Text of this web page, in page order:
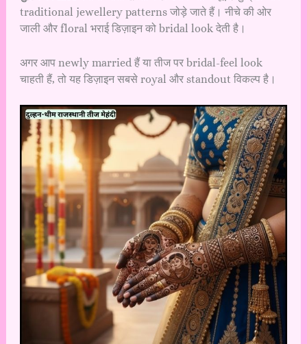
traditional jewellery patterns जोड़े जाते हैं। नीचे की ओर
जाली और floral भराई डिज़ाइन को bridal look देती है।
अगर आप newly married हैं या तीज पर bridal-feel look
चाहती हैं, तो यह डिज़ाइन सबसे royal और standout विकल्प है।